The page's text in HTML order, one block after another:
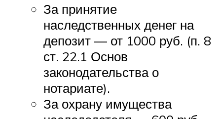
За принятие
наследственных денег на
депозит — от 1000 руб. (п. 8
ст. 22.1 Основ
законодательства о
нотариате).
За охрану имущества